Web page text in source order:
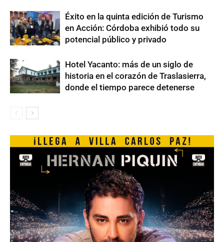
Éxito en la quinta edición de Turismo
en Acción: Córdoba exhibió todo su
potencial público y privado
Hotel Yacanto: más de un siglo de
historia en el corazón de Traslasierra,
donde el tiempo parece detenerse